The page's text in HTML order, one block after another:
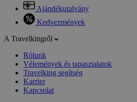
Ajándékutalvány
Kedvezmények
A Travelkingről
Rólunk
Vélemények és tapasztalatok
Travelking segítség
Karrier
Kapcsolat